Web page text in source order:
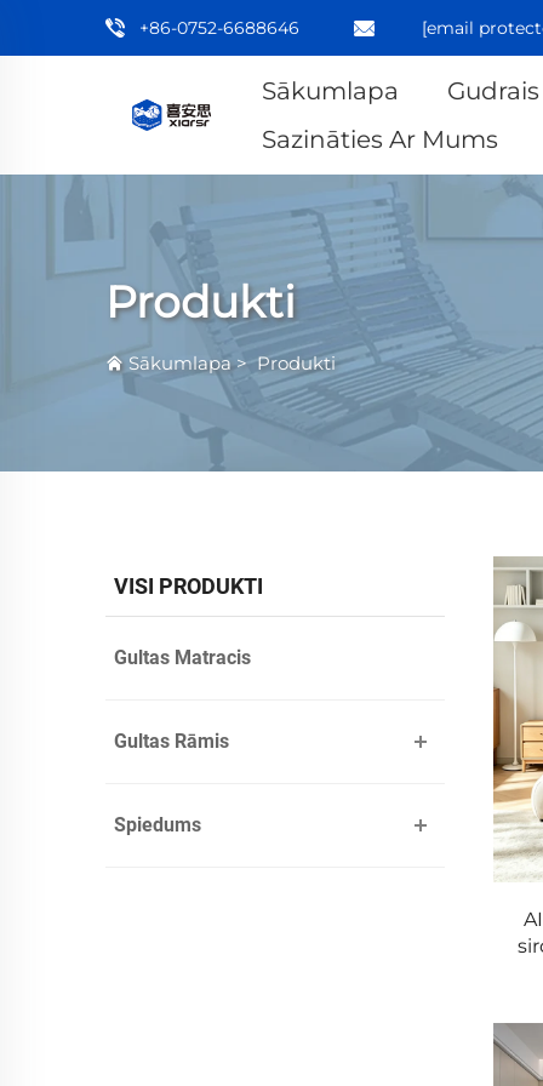
+86-0752-6688646 [email
Sākumlapa
Sazināties Ar Mums
Produkti
Sākumlapa>Produkti
VISI PRODUKTI
Gultas Matracis
Gultas Rāmis
Spiedums